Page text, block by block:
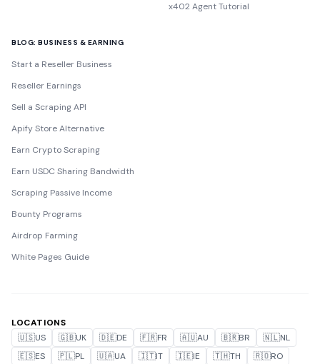
x402 Agent Tutorial
BLOG: BUSINESS & EARNING
Start a Reseller Business
Reseller Earnings
Sell a Scraping API
Apify Store Alternative
Earn Crypto Scraping
Earn USDC Sharing Bandwidth
Scraping Passive Income
Bounty Programs
Airdrop Farming
White Pages Guide
LOCATIONS
🇺🇸US 🇬🇧UK 🇩🇪DE 🇫🇷FR 🇦🇺AU 🇧🇷BR 🇳🇱NL
🇪🇸ES 🇵🇱PL 🇺🇦UA 🇮🇹IT 🇮🇪IE 🇹🇭TH 🇷🇴RO